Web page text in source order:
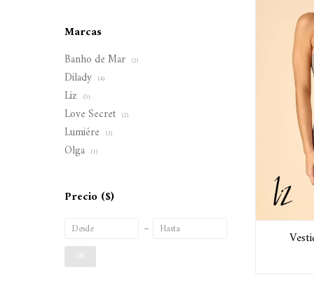
Marcas
Banho de Mar (2)
Dilady (4)
Liz (5)
Love Secret (2)
Lumiére (3)
Olga (1)
Precio ($)
OK